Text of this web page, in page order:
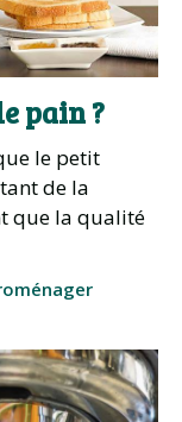
pain ?
le petit
de la
que la qualité